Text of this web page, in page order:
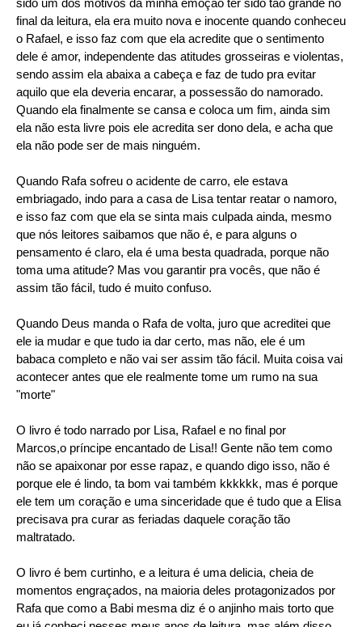
final da leitura, ela era muito nova e inocente quando conheceu
o Rafael, e isso faz com que ela acredite que o sentimento
dele é amor, independente das atitudes grosseiras e violentas,
sendo assim ela abaixa a cabeça e faz de tudo pra evitar
aquilo que ela deveria encarar, a possessão do namorado.
Quando ela finalmente se cansa e coloca um fim, ainda sim
ela não esta livre pois ele acredita ser dono dela, e acha que
ela não pode ser de mais ninguém.
Quando Rafa sofreu o acidente de carro, ele estava
embriagado, indo para a casa de Lisa tentar reatar o namoro,
e isso faz com que ela se sinta mais culpada ainda, mesmo
que nós leitores saibamos que não é, e para alguns o
pensamento é claro, ela é uma besta quadrada, porque não
toma uma atitude? Mas vou garantir pra vocês, que não é
assim tão fácil, tudo é muito confuso.
Quando Deus manda o Rafa de volta, juro que acreditei que
ele ia mudar e que tudo ia dar certo, mas não, ele é um
babaca completo e não vai ser assim tão fácil. Muita coisa vai
acontecer antes que ele realmente tome um rumo na sua
"morte"
O livro é todo narrado por Lisa, Rafael e no final por
Marcos,o príncipe encantado de Lisa!! Gente não tem como
não se apaixonar por esse rapaz, e quando digo isso, não é
porque ele é lindo, ta bom vai também kkkkkk, mas é porque
ele tem um coração e uma sinceridade que é tudo que a Elisa
precisava pra curar as feriadas daquele coração tão
maltratado.
O livro é bem curtinho, e a leitura é uma delicia, cheia de
momentos engraçados, na maioria deles protagonizados por
Rafa que como a Babi mesma diz é o anjinho mais torto que